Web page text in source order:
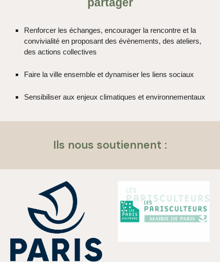
Renforcer les échanges, encourager la rencontre et la
convivialité en proposant des évènements, des ateliers,
des actions collectives
Faire la ville ensemble et dynamiser les liens sociaux
Sensibiliser aux enjeux climatiques et environnementaux
Ils nous soutiennent :